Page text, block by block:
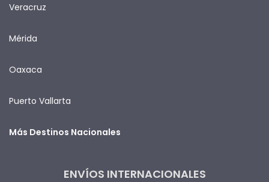
Veracruz
Mérida
Oaxaca
Puerto Vallarta
Más Destinos Nacionales
ENVÍOS INTERNACIONALES